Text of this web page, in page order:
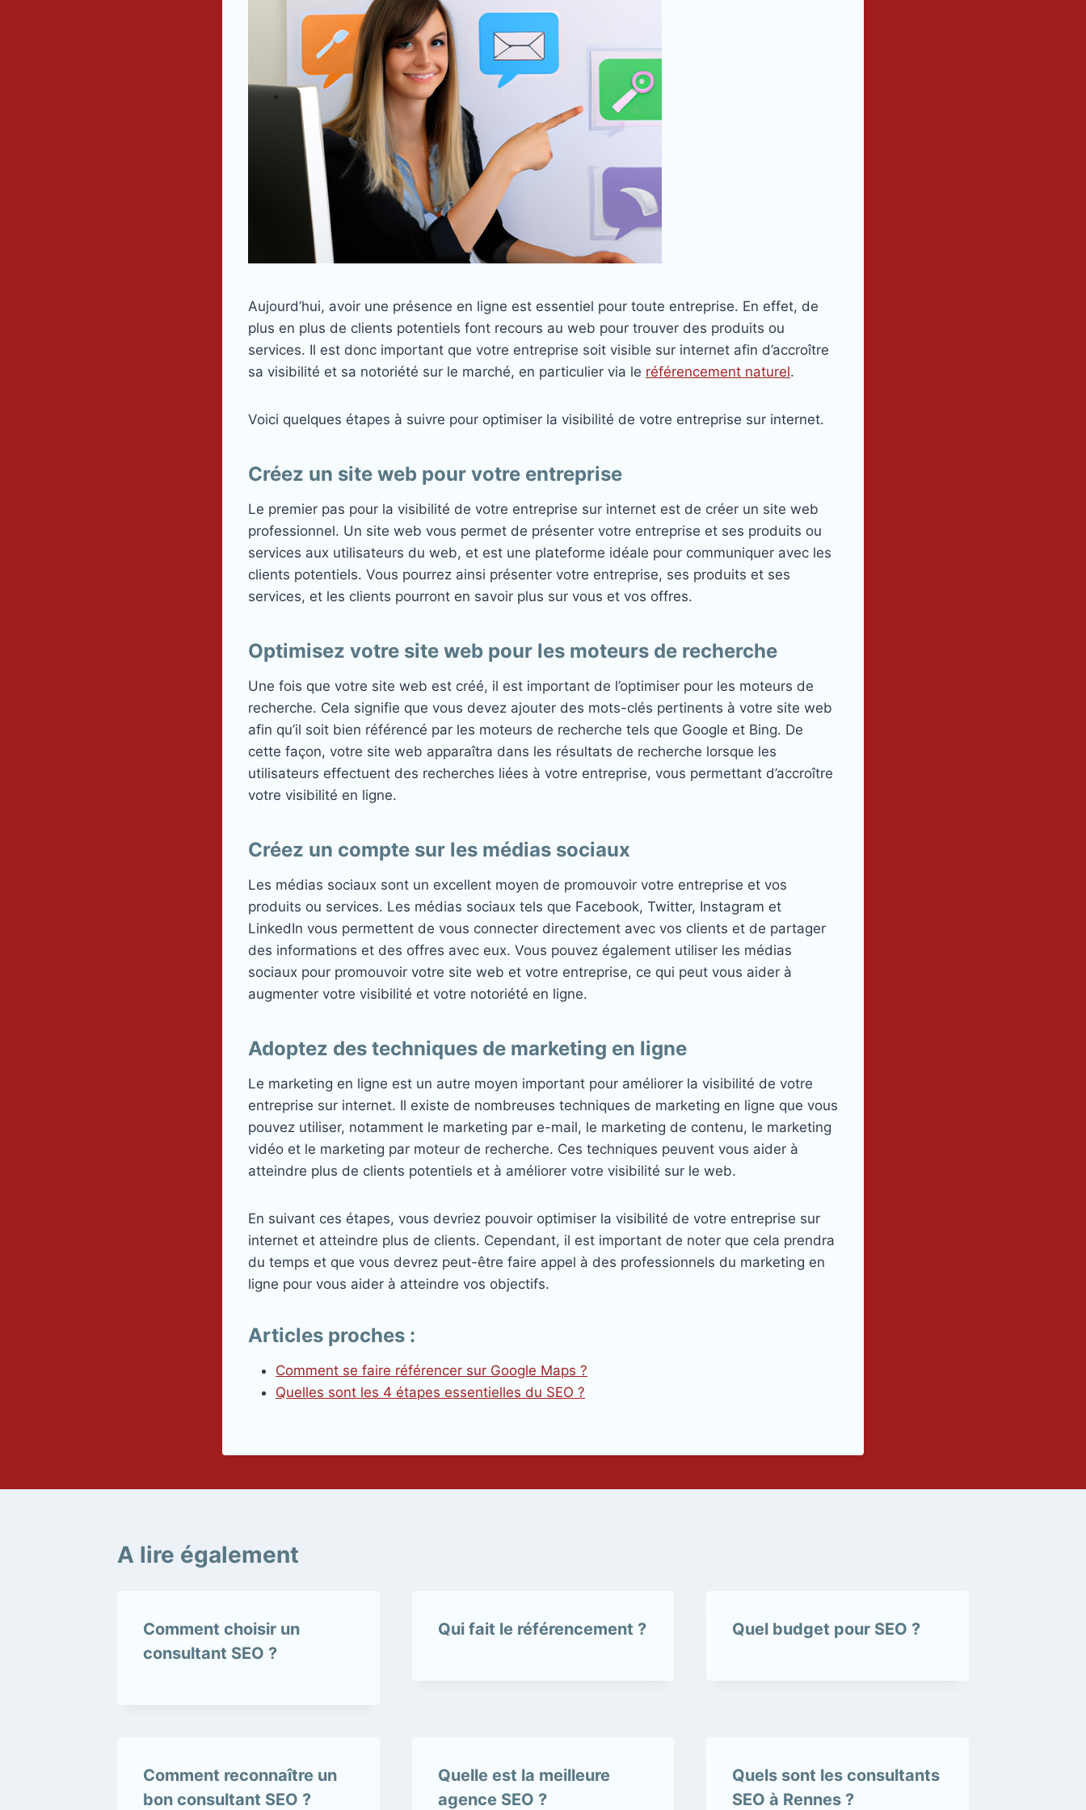
Aujourd’hui, avoir une présence en ligne est essentiel pour toute entreprise. En effet, de
plus en plus de clients potentiels font recours au web pour trouver des produits ou
services. Il est donc important que votre entreprise soit visible sur internet afin d’accroître
sa visibilité et sa notoriété sur le marché, en particulier via le référencement naturel.
Voici quelques étapes à suivre pour optimiser la visibilité de votre entreprise sur internet.
Créez un site web pour votre entreprise
Le premier pas pour la visibilité de votre entreprise sur internet est de créer un site web
professionnel. Un site web vous permet de présenter votre entreprise et ses produits ou
services aux utilisateurs du web, et est une plateforme idéale pour communiquer avec les
clients potentiels. Vous pourrez ainsi présenter votre entreprise, ses produits et ses
services, et les clients pourront en savoir plus sur vous et vos offres.
Optimisez votre site web pour les moteurs de recherche
Une fois que votre site web est créé, il est important de l’optimiser pour les moteurs de
recherche. Cela signifie que vous devez ajouter des mots-clés pertinents à votre site web
afin qu’il soit bien référencé par les moteurs de recherche tels que Google et Bing. De
cette façon, votre site web apparaîtra dans les résultats de recherche lorsque les
utilisateurs effectuent des recherches liées à votre entreprise, vous permettant d’accroître
votre visibilité en ligne.
Créez un compte sur les médias sociaux
Les médias sociaux sont un excellent moyen de promouvoir votre entreprise et vos
produits ou services. Les médias sociaux tels que Facebook, Twitter, Instagram et
LinkedIn vous permettent de vous connecter directement avec vos clients et de partager
des informations et des offres avec eux. Vous pouvez également utiliser les médias
sociaux pour promouvoir votre site web et votre entreprise, ce qui peut vous aider à
augmenter votre visibilité et votre notoriété en ligne.
Adoptez des techniques de marketing en ligne
Le marketing en ligne est un autre moyen important pour améliorer la visibilité de votre
entreprise sur internet. Il existe de nombreuses techniques de marketing en ligne que vous
pouvez utiliser, notamment le marketing par e-mail, le marketing de contenu, le marketing
vidéo et le marketing par moteur de recherche. Ces techniques peuvent vous aider à
atteindre plus de clients potentiels et à améliorer votre visibilité sur le web.
En suivant ces étapes, vous devriez pouvoir optimiser la visibilité de votre entreprise sur
internet et atteindre plus de clients. Cependant, il est important de noter que cela prendra
du temps et que vous devrez peut-être faire appel à des professionnels du marketing en
ligne pour vous aider à atteindre vos objectifs.
Articles proches :
Comment se faire référencer sur Google Maps ?
Quelles sont les 4 étapes essentielles du SEO ?
A lire également
Comment choisir un
consultant SEO ?
Qui fait le référencement ? Quel budget pour SEO ?
Comment reconnaître un
bon consultant SEO ?
Quelle est la meilleure
agence SEO ?
Quels sont les consultants
SEO à Rennes ?